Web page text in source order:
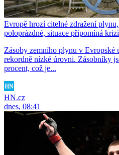
Evropě hrozí citelné zdražení
poloprázdné, situace připomíná
Zásoby zemního plynu v Evropské
rekordně nízké úrovni. Zásobníky
procent, což je...
HN.cz
dnes, 08:41